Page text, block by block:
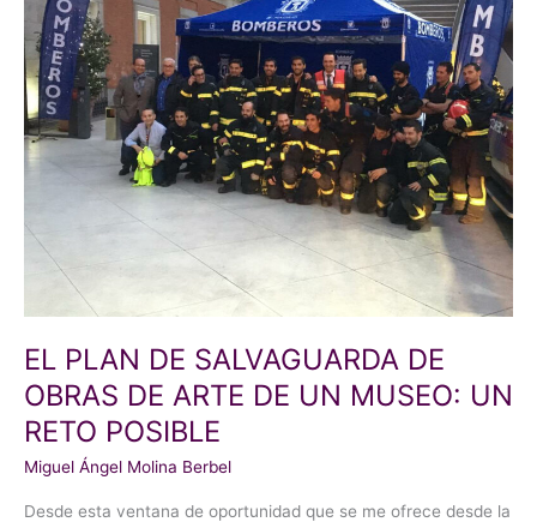
EL PLAN DE SALVAGUARDA DE
OBRAS DE ARTE DE UN MUSEO: UN
RETO POSIBLE
Miguel Ángel Molina Berbel
Desde esta ventana de oportunidad que se me ofrece desde la
DE
SALVAGUARDA
DE
OBRAS
DE
ARTE
UN
RETO
POSIBLE